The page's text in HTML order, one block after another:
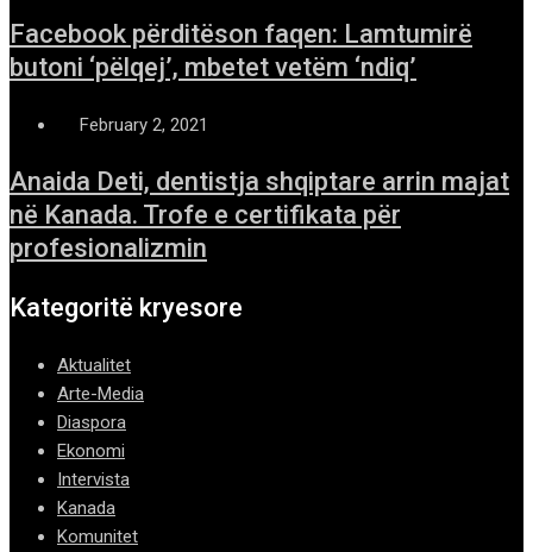
Facebook përditëson faqen: Lamtumirë
butoni ‘pëlqej’, mbetet vetëm ‘ndiq’
February 2, 2021
Anaida Deti, dentistja shqiptare arrin majat
në Kanada. Trofe e certifikata për
profesionalizmin
Kategoritë kryesore
Aktualitet
Arte-Media
Diaspora
Ekonomi
Intervista
Kanada
Komunitet